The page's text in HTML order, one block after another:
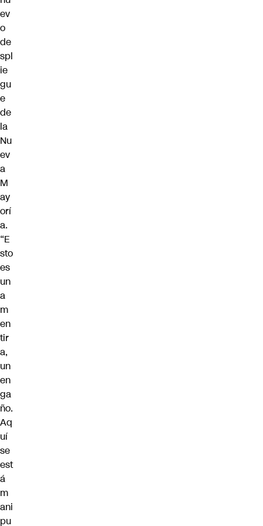
ev
o
de
spl
ie
gu
e
de
la
Nu
ev
a
M
ay
orí
a.
“E
sto
es
un
a
m
en
tir
a,
un
en
ga
ño.
Aq
uí
se
est
á
m
ani
pu